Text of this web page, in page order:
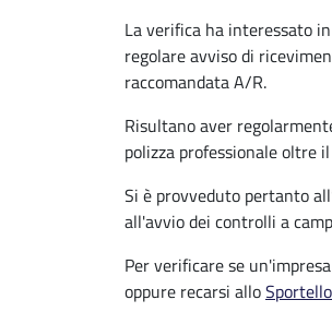
La verifica ha interessato
regolare avviso di
raccomandata A/R.
Risultano aver
polizza professionale oltre
Si è provveduto pertanto
all'avvio dei controlli a
Per verificare se
oppure recarsi allo